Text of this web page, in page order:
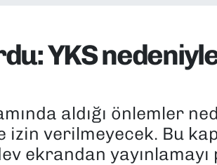
YKS
aldığı önlemler
verilmeyecek. Bu
ekrandan